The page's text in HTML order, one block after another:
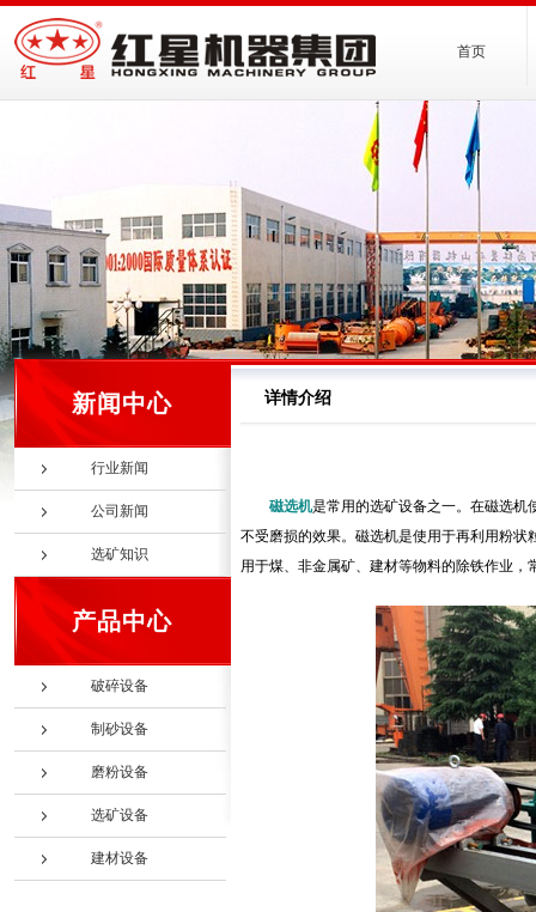
首页
新闻中心
行业新闻
公司新闻
选矿知识
产品中心
破碎设备
制砂设备
磨粉设备
选矿设备
建材设备
详情介绍
磁选机是常用的选矿设备之一。在磁选机
不受磨损的效果。磁选机是使用于再利用粉状
用于煤、非金属矿、建材等物料的除铁作业